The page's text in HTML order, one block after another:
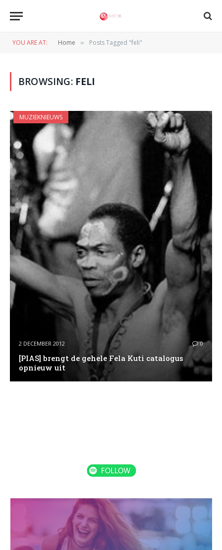
YOU ARE AT: Home » Posts Tagged "feli"
BROWSING: FELI
MUZIEKNIEUWS
2 DECEMBER 2012 0
[PIAS] brengt de gehele Fela Kuti catalogus
opnieuw uit